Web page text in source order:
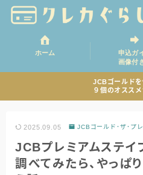
ホーム
申込ガ
画像付
JCBゴールド
９個のオススメ
2025.09.05 JCBゴールド･ザ･プ
JCBプレミアムステイ
調べてみたら、やっぱ